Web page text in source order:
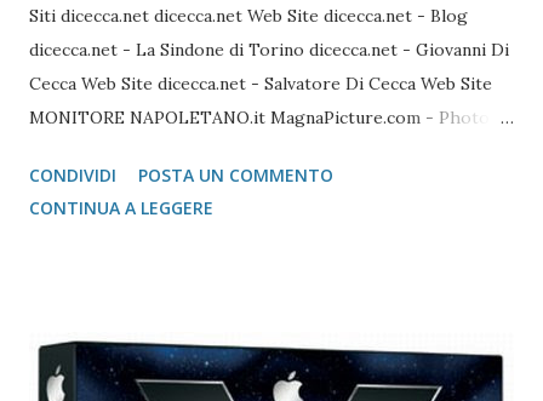
Siti dicecca.net dicecca.net Web Site dicecca.net - Blog
dicecca.net - La Sindone di Torino dicecca.net - Giovanni Di
Cecca Web Site dicecca.net - Salvatore Di Cecca Web Site
MONITORE NAPOLETANO.it MagnaPicture.com - Photo
Mozilla FireFox / Thunderbird / FileZilla Portable FireFox
Download localizzati FireFox Portable - Pagina download
copia gratuita per 1 anno Adobe Reader Get Adobe Acrobat
e Adobe Reader Cartella tutte le versioni Adobe Reader da
CONDIVIDI
POSTA UN COMMENTO
CONTINUA A LEGGERE